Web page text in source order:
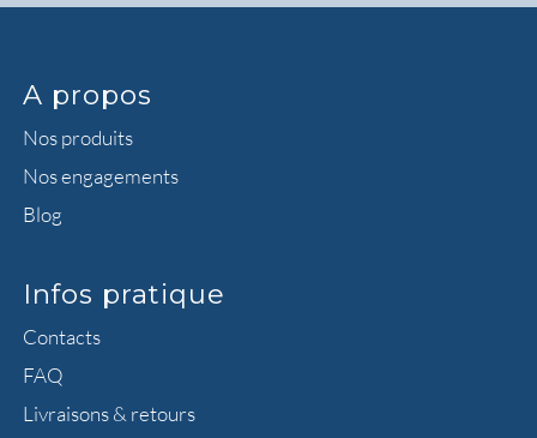
A propos
Nos produits
Nos engagements
Blog
Infos pratique
Contacts
FAQ
Livraisons & retours